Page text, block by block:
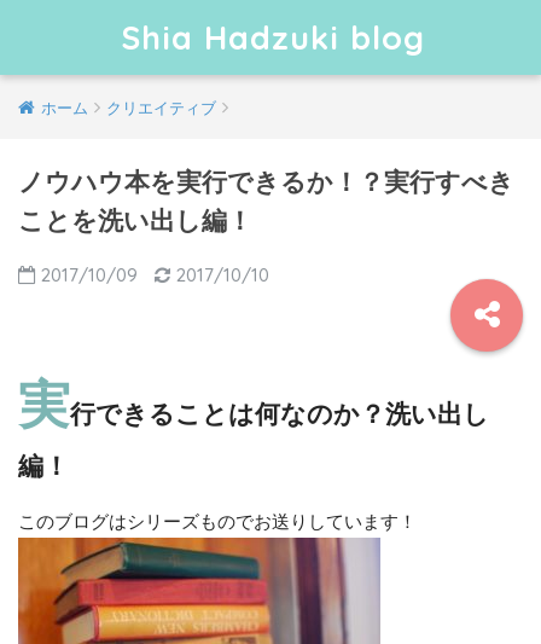
Shia Hadzuki blog
ホーム クリエイティブ
ノウハウ本を実行できるか！？実行すべき
ことを洗い出し編！
2017/10/09 2017/10/10
実行できることは何なのか？洗い出し
編！
このブログはシリーズものでお送りしています！